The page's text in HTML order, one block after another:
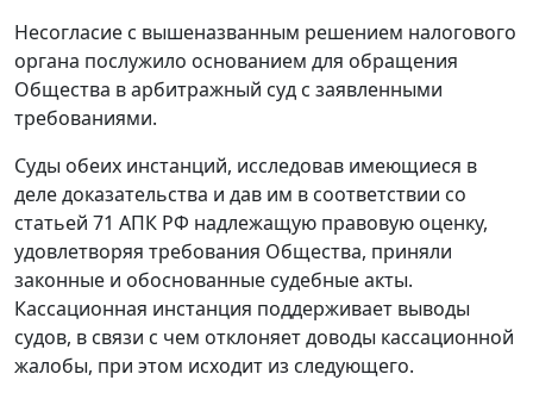
Несогласие с вышеназванным решением налогового
органа послужило основанием для обращения
Общества в арбитражный суд с заявленными
требованиями.
Суды обеих инстанций, исследовав имеющиеся в
деле доказательства и дав им в соответствии со
статьей 71 АПК РФ надлежащую правовую оценку,
удовлетворяя требования Общества, приняли
законные и обоснованные судебные акты.
Кассационная инстанция поддерживает выводы
судов, в связи с чем отклоняет доводы кассационной
жалобы, при этом исходит из следующего.